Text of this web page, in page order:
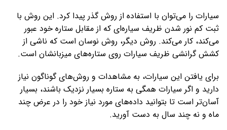
سیارات را می‌توان با استفاده از روش گذر پیدا کرد. این روش با
ثبت کم نور شدن ظریف سیاره‌ای که از مقابل ستاره خود عبور
می‌کند، کار می‌کند. روش دیگر، روش نوسان است که ناشی از
کشش گرانشی ظریف سیارات روی ستاره‌های میزبانشان است.
برای یافتن این سیارات، به مشاهدات و روش‌های گوناگون نیاز
دارید و اگر سیارات همگی به ستاره بسیار نزدیک باشند، بسیار
آسان‌تر است تا بتوانید داده‌های مورد نیاز خود را در عرض چند
ماه و نه چند سال به دست آورید.